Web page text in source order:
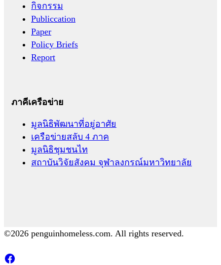
กิจกรรม
Publiccation
Paper
Policy Briefs
Report
ภาคีเครือข่าย
มูลนิธิพัฒนาที่อยู่อาศัย
เครือข่ายสลับ 4 ภาค
มูลนิธิชุมชนไท
สถาบันวิจัยสังคม จุฬาลงกรณ์มหาวิทยาลัย
©2026 penguinhomeless.com. All rights reserved.